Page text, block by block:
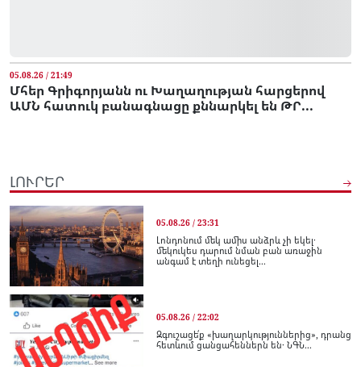
05.08.26 / 21:49
Մհեր Գրիգորյանն ու Խաղաղության հարցերով
ԱՄՆ հատուկ բանագնացը քննարկել են ԹՐ...
ԼՈՒՐԵՐ
05.08.26 / 23:31
Լոնդոնում մեկ ամիս անձրև չի եկել․
մեկուկես դարում նման բան առաջին
անգամ է տեղի ունեցել...
05.08.26 / 22:02
Զգուշացե՛ք «խաղարկություններից», դրանց
հետևում ցանցահեններն են․ ՆԳՆ...